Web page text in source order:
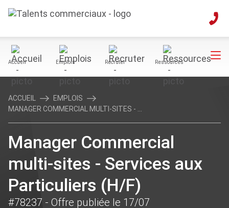
Accueil Emplois Recruter Ressources
ACCUEIL
EMPLOIS
MANAGER COMMERCIAL MULTI-SITES - ...
Manager Commercial
multi-sites - Services aux
Particuliers (H/F)
#78237 - Offre publiée le 17/07